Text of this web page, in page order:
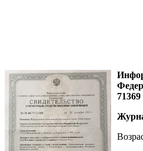
71369